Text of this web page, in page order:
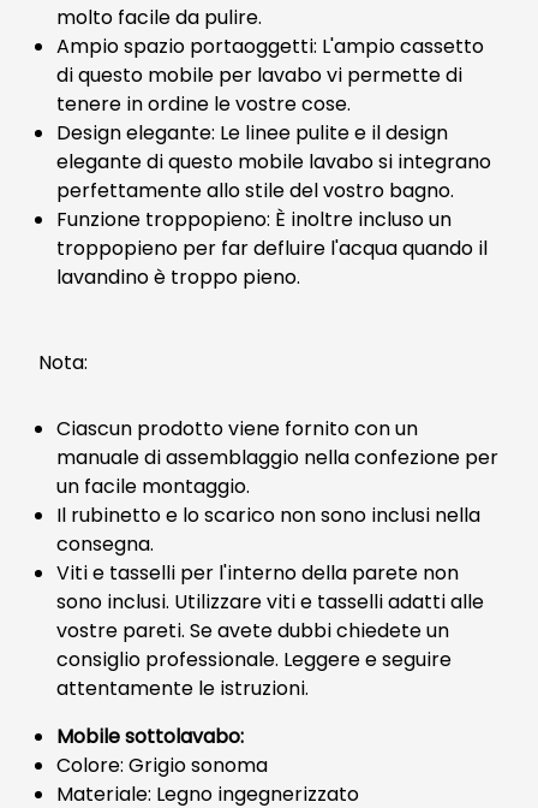
molto facile da pulire.
Ampio spazio portaoggetti: L'ampio cassetto
di questo mobile per lavabo vi permette di
tenere in ordine le vostre cose.
Design elegante: Le linee pulite e il design
elegante di questo mobile lavabo si integrano
perfettamente allo stile del vostro bagno.
Funzione troppopieno: È inoltre incluso un
troppopieno per far defluire l'acqua quando il
lavandino è troppo pieno.
Nota:
Ciascun prodotto viene fornito con un
manuale di assemblaggio nella confezione per
un facile montaggio.
Il rubinetto e lo scarico non sono inclusi nella
consegna.
Viti e tasselli per l'interno della parete non
sono inclusi. Utilizzare viti e tasselli adatti alle
vostre pareti. Se avete dubbi chiedete un
consiglio professionale. Leggere e seguire
attentamente le istruzioni.
Mobile sottolavabo:
Colore: Grigio sonoma
Materiale: Legno ingegnerizzato